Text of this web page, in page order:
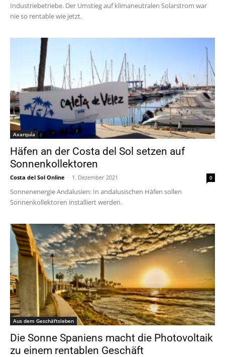
Industriebetriebe. Der Umstieg auf klimaneutralen Solarstrom war
nie so rentable wie jetzt.
Axarquía
Häfen an der Costa del Sol setzen auf
Sonnenkollektoren
Costa del Sol Online - 1. Dezember 2021 0
Sonnenenergie Andalusien: In andalusischen Häfen sollen
Sonnenkollektoren installiert werden.
Aus dem Geschäftsleben
Die Sonne Spaniens macht die Photovoltaik
zu einem rentablen Geschäft